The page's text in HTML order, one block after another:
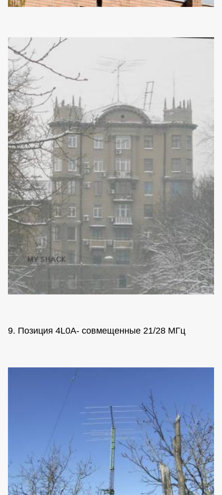
9. Позиция 4L0A- совмещенные 21/28 МГц